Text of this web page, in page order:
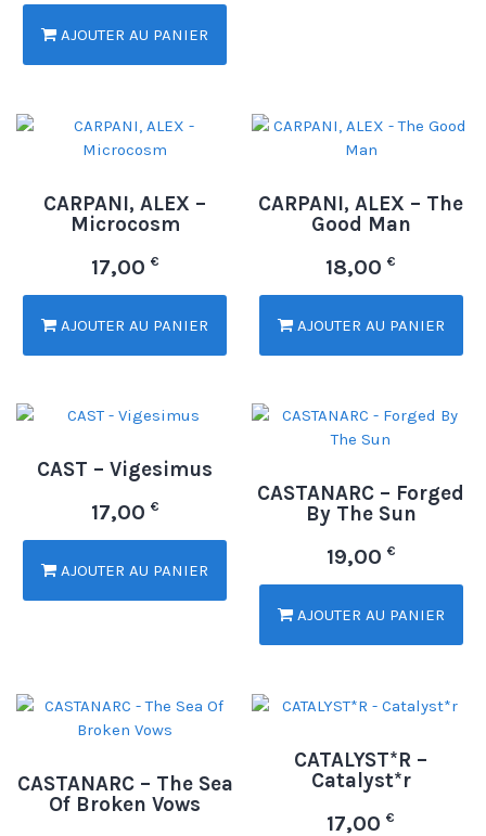
AJOUTER AU PANIER
CARPANI, ALEX –
Microcosm
17,00 €
AJOUTER AU PANIER
CARPANI, ALEX – The
Good Man
18,00€
AJOUTER AU PANIER
CAST – Vigesimus
17,00 €
AJOUTER AU PANIER
CASTANARC – Forged
By The Sun
19,00 €
AJOUTER AU PANIER
CASTANARC – The Sea
Of Broken Vows
CATALYST*R –
Catalyst*r
17,00€